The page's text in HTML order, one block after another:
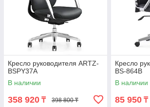
Кресло руководителя ARTZ-
BSPY37A
В наличии
358 920 ₸ 398 800 ₸
Кресло
BS-864В
В наличии
85 950 ₸